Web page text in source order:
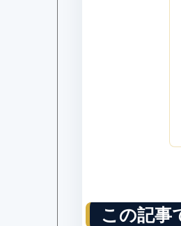
この記事